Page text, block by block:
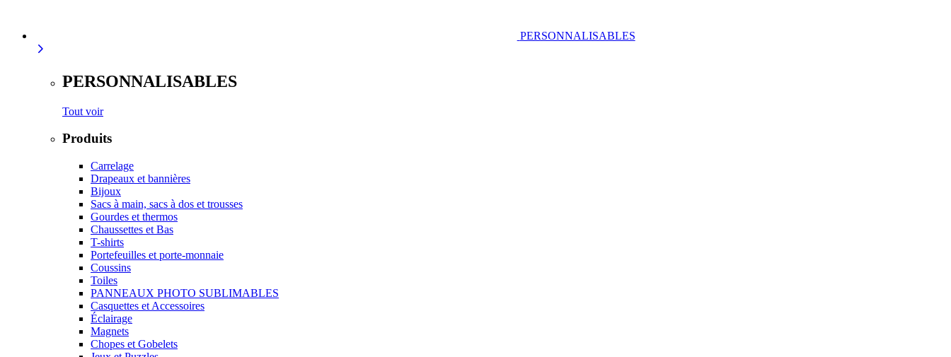
PERSONNALISABLES
PERSONNALISABLES
Tout voir
Produits
Carrelage
Drapeaux et bannières
Bijoux
Sacs à main, sacs à dos et trousses
Gourdes et thermos
Chaussettes et Bas
T-shirts
Portefeuilles et porte-monnaie
Coussins
Toiles
PANNEAUX PHOTO SUBLIMABLES
Casquettes et Accessoires
Éclairage
Magnets
Chopes et Gobelets